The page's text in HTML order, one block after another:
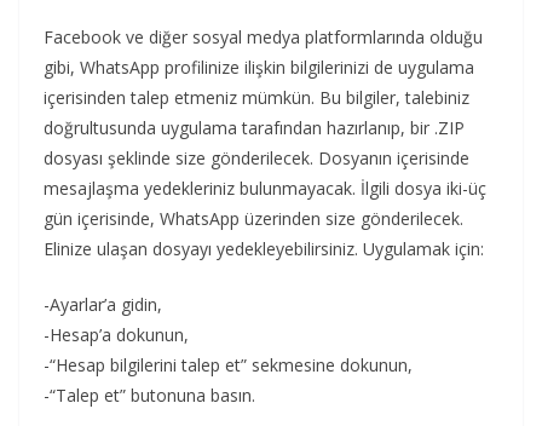
Facebook ve diğer sosyal medya platformlarında olduğu
gibi, WhatsApp profilinize ilişkin bilgilerinizi de uygulama
içerisinden talep etmeniz mümkün. Bu bilgiler, talebiniz
doğrultusunda uygulama tarafından hazırlanıp, bir .ZIP
dosyası şeklinde size gönderilecek. Dosyanın içerisinde
mesajlaşma yedekleriniz bulunmayacak. İlgili dosya iki-üç
gün içerisinde, WhatsApp üzerinden size gönderilecek.
Elinize ulaşan dosyayı yedekleyebilirsiniz. Uygulamak için:
-Ayarlar’a gidin,
-Hesap’a dokunun,
-“Hesap bilgilerini talep et” sekmesine dokunun,
-“Talep et” butonuna basın.